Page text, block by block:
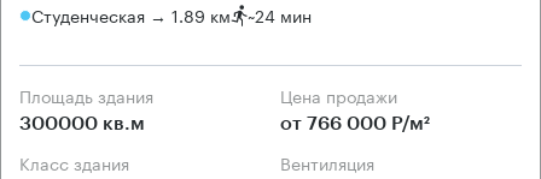
Студенческая → 1.89 км ~24 мин
Площадь здания
300000 кв.м
Цена продажи
от 766 000 Р/м²
Класс здания Вентиляция